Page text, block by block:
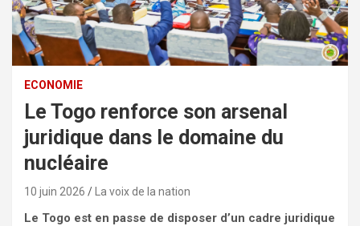
ECONOMIE
Le Togo renforce son arsenal
juridique dans le domaine du
nucléaire
10 juin 2026 La voix de la nation
Le Togo est en passe de disposer d’un cadre juridique